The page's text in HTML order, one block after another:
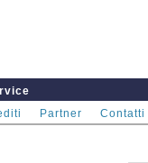
Partner Contatti